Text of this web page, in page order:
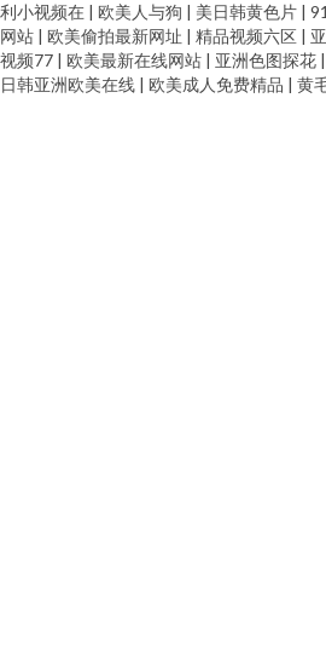
利小视频在 | 欧美人与狗 | 美日韩黄色片 |
网站 | 欧美偷拍最新网址 | 精品视频六区 |
视频77 | 欧美最新在线网站 | 亚洲色图探花 |
日韩亚洲欧美在线 | 欧美成人免费精品 | 黄